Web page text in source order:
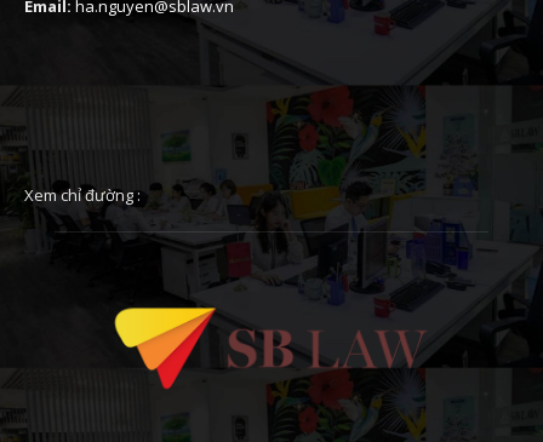
Email: ha.nguyen@sblaw.vn
Xem chỉ đường :